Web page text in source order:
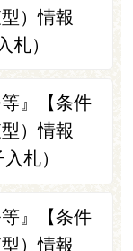
型）情報
札）
』【条件
型）情報
札）
』【条件
型）情報